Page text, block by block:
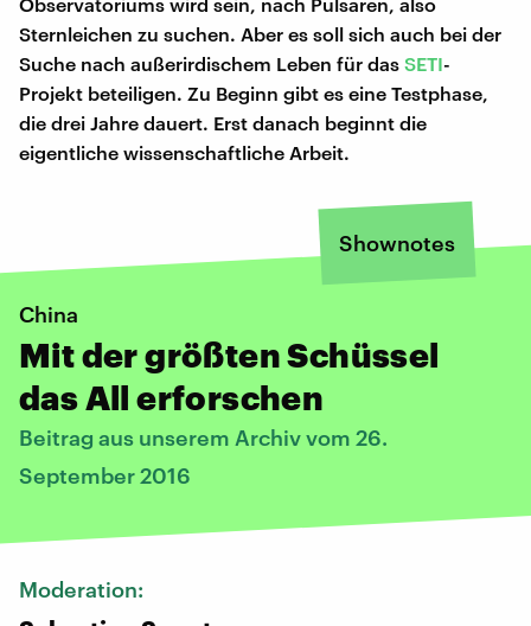
Sternleichen zu suchen. Aber es soll sich auch bei der
Suche nach außerirdischem Leben für das SETI-
Projekt beteiligen. Zu Beginn gibt es eine Testphase,
die drei Jahre dauert. Erst danach beginnt die
eigentliche wissenschaftliche Arbeit.
Shownotes
China
Mit der größten Schüssel
das All erforschen
Beitrag aus unserem Archiv vom 26.
September 2016
Moderation: